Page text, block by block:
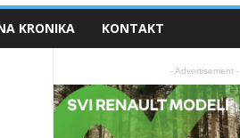
KRONIKA KONTAKT
- Advertisement -